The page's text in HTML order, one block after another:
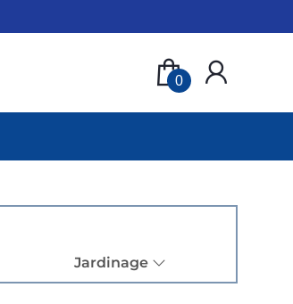
0
Jardinage